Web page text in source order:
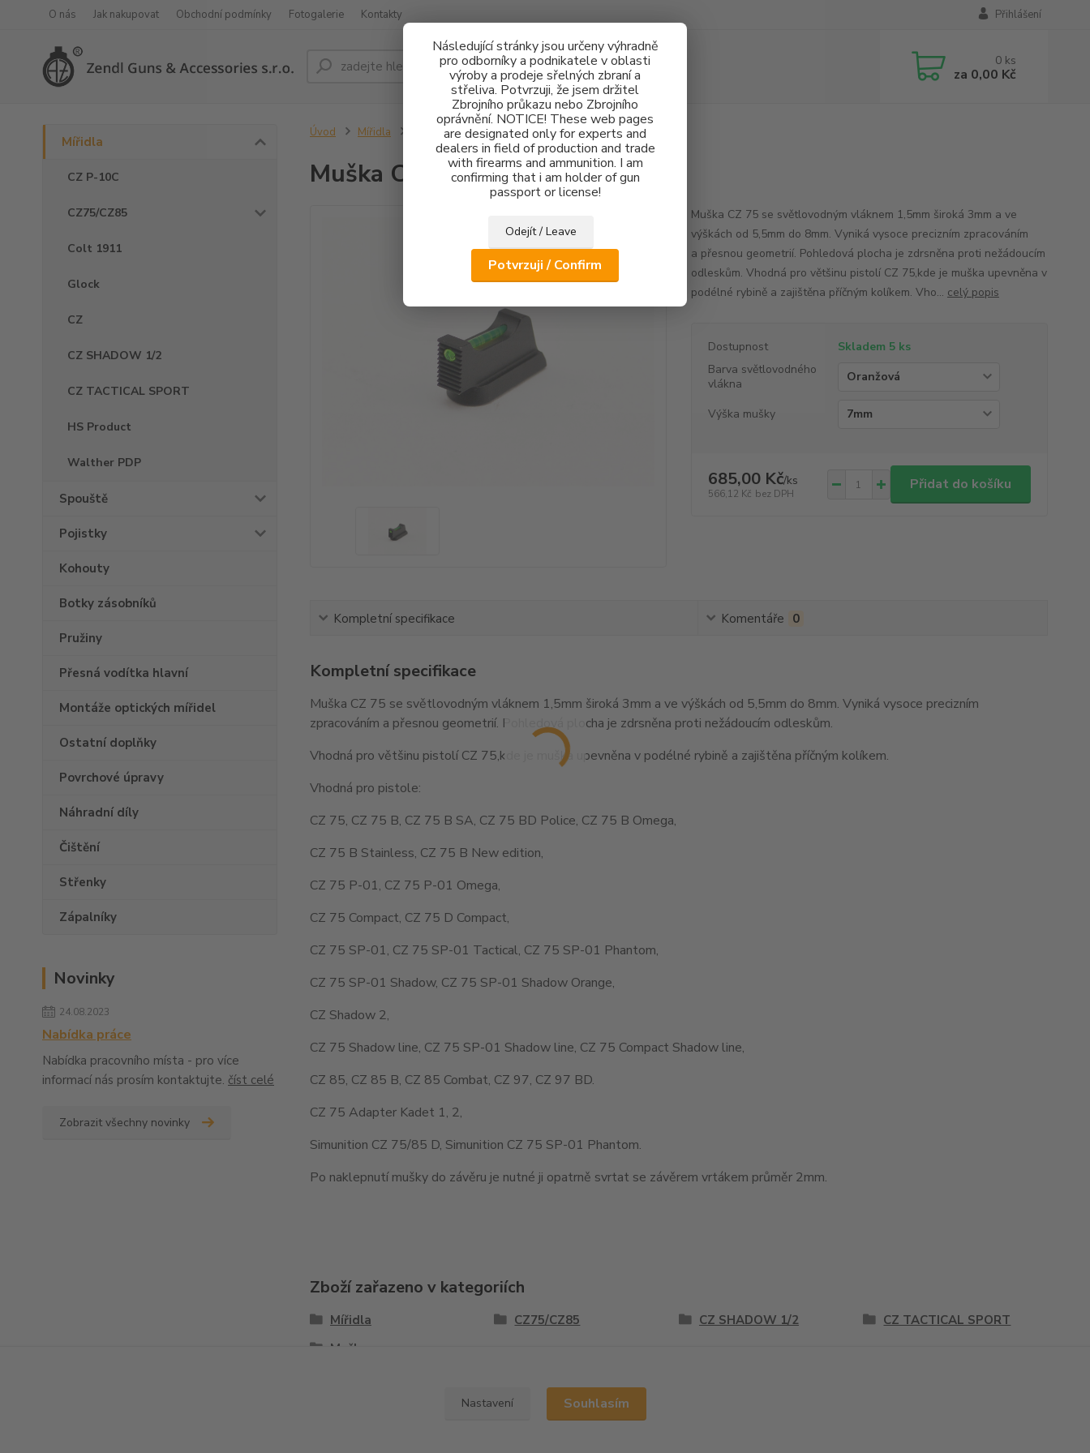
Následující stránky jsou určeny výhradně
pro odborníky a podnikatele v oblasti
výroby a prodeje sřelných zbraní a
střeliva. Potvrzuji, že jsem držitel
Zbrojního průkazu nebo Zbrojního
oprávnění. NOTICE! These web pages
are designated only for experts and
dealers in field of production and trade
with firearms and ammunition. I am
confirming that i am holder of gun
passport or license!
Odejít / Leave
Potvrzuji / Confirm
O nás Jak nakupovat Obchodní podmínky Fotogalerie Kontakty Přihlášení
Hledat 0 ks
za 0,00 Kč
Mířidla
CZ P-10C
CZ75/CZ85
Colt 1911
Glock
CZ
CZ SHADOW 1/2
CZ TACTICAL SPORT
HS Product
Walther PDP
Spouště
Pojistky
Kohouty
Botky zásobníků
Pružiny
Přesná vodítka hlavní
Montáže optických mířidel
Ostatní doplňky
Povrchové úpravy
Náhradní díly
Čištění
Střenky
Zápalníky
Novinky
24.08.2023
Nabídka práce
Nabídka pracovního místa - pro více
informací nás prosím kontaktujte. číst celé
Zobrazit všechny novinky
Úvod Mířidla Muška CZ 75 FO 1,5mm - 3mm
Muška CZ 75 FO 1,5mm - 3mm
Muška CZ 75 se světlovodným vláknem 1,5mm široká 3mm a ve
výškách od 5,5mm do 8mm. Vyniká vysoce precizním zpracováním
a přesnou geometrií. Pohledová plocha je zdrsněna proti nežádoucím
odleskům. Vhodná pro většinu pistolí CZ 75,kde je muška upevněna v
podélné rybině a zajištěna příčným kolíkem. Vho... celý popis
Dostupnost
Skladem 5 ks
Barva světlovodného
vlákna
Výška mušky
685,00 Kč/ks
566,12 Kč bez DPH
Přidat do košíku
Kompletní specifikace Komentáře 0
Kompletní specifikace
Muška CZ 75 se světlovodným vláknem 1,5mm široká 3mm a ve výškách od 5,5mm do 8mm. Vyniká vysoce precizním
zpracováním a přesnou geometrií. Pohledová plocha je zdrsněna proti nežádoucím odleskům.
Vhodná pro většinu pistolí CZ 75,kde je muška upevněna v podélné rybině a zajištěna příčným kolíkem.
Vhodná pro pistole:
CZ 75, CZ 75 B, CZ 75 B SA, CZ 75 BD Police, CZ 75 B Omega,
CZ 75 B Stainless, CZ 75 B New edition,
CZ 75 P-01, CZ 75 P-01 Omega,
CZ 75 Compact, CZ 75 D Compact,
CZ 75 SP-01, CZ 75 SP-01 Tactical, CZ 75 SP-01 Phantom,
CZ 75 SP-01 Shadow, CZ 75 SP-01 Shadow Orange,
CZ Shadow 2,
CZ 75 Shadow line, CZ 75 SP-01 Shadow line, CZ 75 Compact Shadow line,
CZ 85, CZ 85 B, CZ 85 Combat, CZ 97, CZ 97 BD.
CZ 75 Adapter Kadet 1, 2,
Simunition CZ 75/85 D, Simunition CZ 75 SP-01 Phantom.
Po naklepnutí mušky do závěru je nutné ji opatrně svrtat se závěrem vrtákem průměr 2mm.
Zboží zařazeno v kategoriích
Mířidla CZ75/CZ85 CZ SHADOW 1/2
CZ TACTICAL SPORT
Mušky
Nastavení Souhlasím